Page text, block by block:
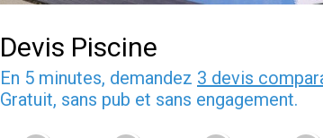
Devis Piscine
En 5 minutes, demandez 3 devis
Gratuit, sans pub et sans engagement.